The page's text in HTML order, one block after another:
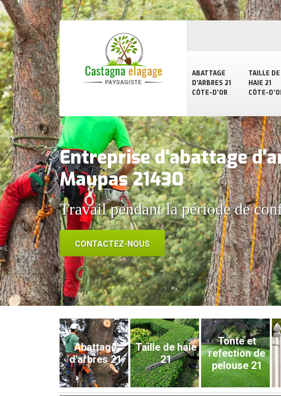
ABATTAGE
D'ARBRES 21
CÔTE-D'OR
TAILLE DE
HAIE 21
CÔTE-
Entreprise d'abattage
Maupas 21430
Travail pendant la période de
CONTACTEZ-NOUS
Abattage
d'arbres 21
Taille de haie
21
Tonte et
refection de
pelouse 21